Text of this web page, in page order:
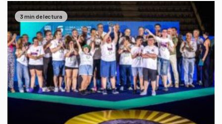
3 min de lectura